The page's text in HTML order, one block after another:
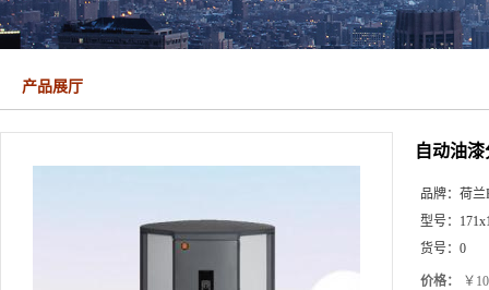
产品展厅
自动油
品牌： 荷兰
型号：
货号： 0
价格： ￥